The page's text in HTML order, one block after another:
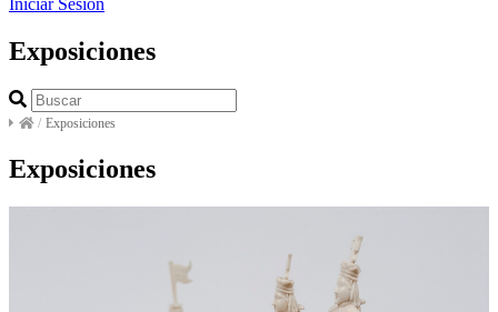
Iniciar Sesión
Exposiciones
/ Exposiciones
Exposiciones